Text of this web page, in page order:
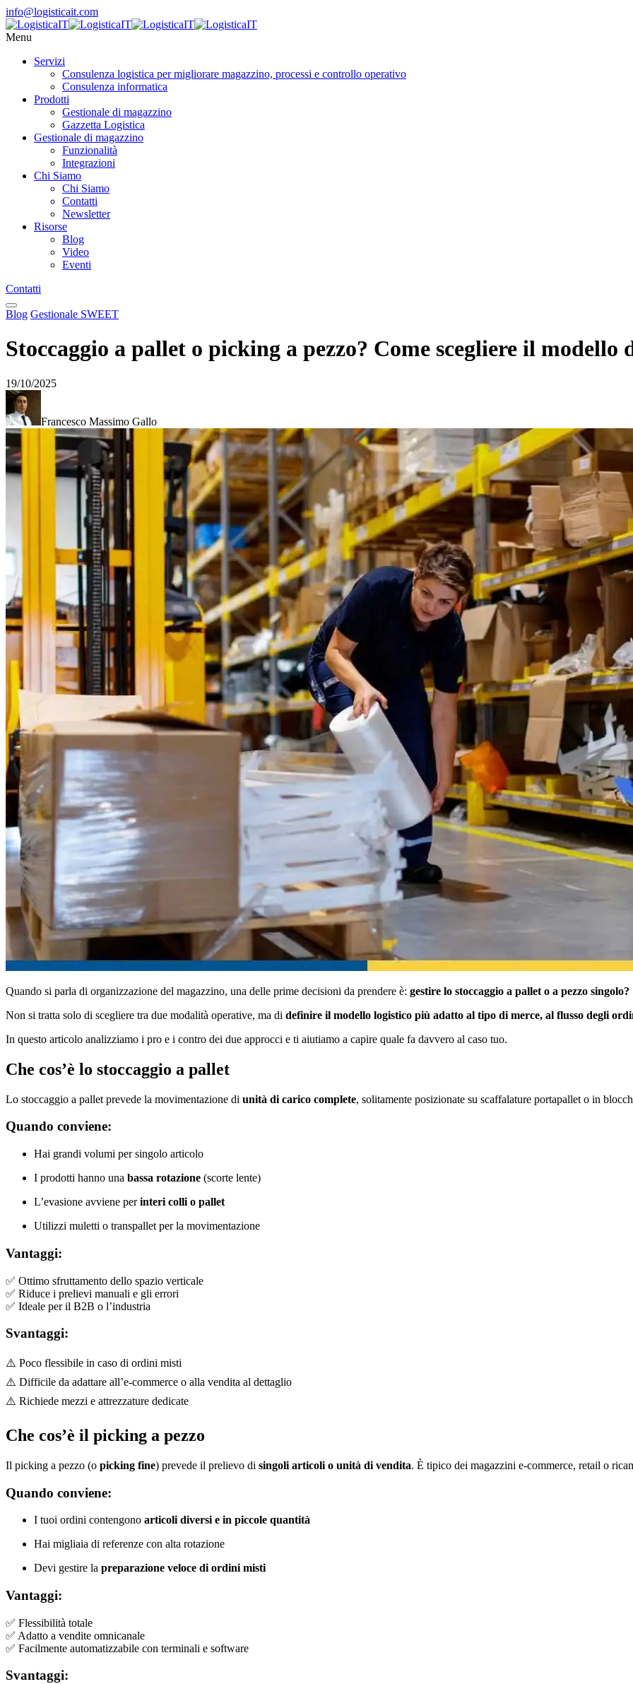
info@logisticait.com
Menu
Servizi
Consulenza logistica per migliorare magazzino, processi e controllo operativo
Consulenza informatica
Prodotti
Gestionale di magazzino
Gazzetta Logistica
Gestionale di magazzino
Funzionalità
Integrazioni
Chi Siamo
Chi Siamo
Contatti
Newsletter
Risorse
Blog
Video
Eventi
Contatti
Blog Gestionale SWEET
Stoccaggio a pallet o picking a pezzo? Come scegliere il modello
19/10/2025
Francesco Massimo Gallo
Quando si parla di organizzazione del magazzino, una delle prime decisioni da prendere è: gestire lo stoccaggio a pallet o a pezzo singolo?
Non si tratta solo di scegliere tra due modalità operative, ma di definire il modello logistico più adatto al tipo di merce, al flusso degli
In questo articolo analizziamo i pro e i contro dei due approcci e ti aiutiamo a capire quale fa davvero al caso tuo.
Che cos’è lo stoccaggio a pallet
Lo stoccaggio a pallet prevede la movimentazione di unità di carico complete, solitamente posizionate su scaffalature portapallet o in
Quando conviene:
Hai grandi volumi per singolo articolo
I prodotti hanno una bassa rotazione (scorte lente)
L’evasione avviene perinteri colli o pallet
Utilizzi muletti o transpallet per la movimentazione
Vantaggi:
✅ Ottimo sfruttamento dello spazio verticale
✅ Riduce i prelievi manuali e gli errori
✅ Ideale per il B2B o l’industria
Svantaggi:
⚠️ Poco flessibile in caso di ordini misti
⚠️ Difficile da adattare all’e-commerce o alla vendita al dettaglio
⚠️ Richiede mezzi e attrezzature dedicate
Che cos’è il picking a pezzo
Il picking a pezzo (o picking fine) prevede il prelievo di singoli articoli o unità di vendita. È tipico dei magazzini e-commerce, retail o
Quando conviene:
I tuoi ordini contengono articoli diversi e in piccole quantità
Hai migliaia di referenze con alta rotazione
Devi gestire la preparazione veloce di ordini misti
Vantaggi:
✅ Flessibilità totale
✅ Adatto a vendite omnicanale
✅ Facilmente automatizzabile con terminali e software
Svantaggi: